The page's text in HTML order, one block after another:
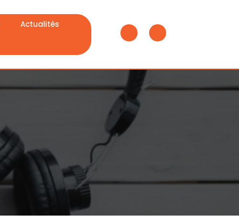
Actualités
Shopping